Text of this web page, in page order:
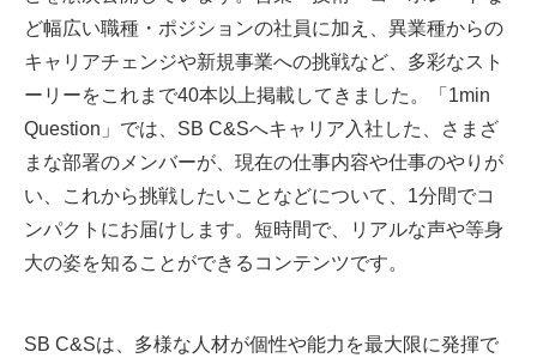
ど幅広い職種・ポジションの社員に加え、異業種からの
キャリアチェンジや新規事業への挑戦など、多彩なスト
ーリーをこれまで40本以上掲載してきました。「1min
Question」では、SB C&Sへキャリア入社した、さまざ
まな部署のメンバーが、現在の仕事内容や仕事のやりが
い、これから挑戦したいことなどについて、1分間でコ
ンパクトにお届けします。短時間で、リアルな声や等身
大の姿を知ることができるコンテンツです。
SB C&Sは、多様な人材が個性や能力を最大限に発揮で